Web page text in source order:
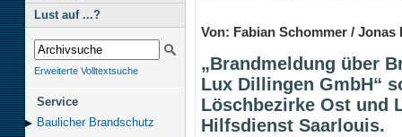
Lust auf ...?
Erweiterte Volltextsuche
Service
Baulicher Brand­schutz
Von: Fabian Schommer / Jonas
„Brandmeldung über
Lux Dillingen GmbH“
Löschbezirke Ost und
Hilfsdienst Saarlouis.